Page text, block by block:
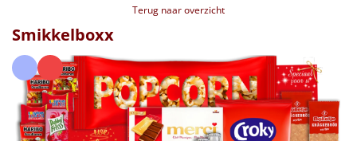
€40 tot €45
€45 tot €50
€50 tot €55
Terug naar overzicht
Smikkelboxx